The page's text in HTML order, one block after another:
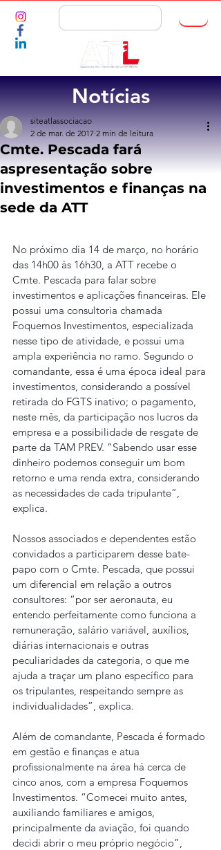
Notícias
Cmte. Pescada fará
aspresentação sobre
investimentos e finanças na
sede da ATT
siteatlassociacao
2 de mar. de 2017 2 min de leitura
No próximo dia 14 de março, no horário
das 14h00 às 16h30, a ATT recebe o
Cmte. Pescada para falar sobre
investimentos e aplicações financeiras. Ele
possui uma consultoria chamada
Foquemos Investimentos, especializada
nesse tipo de atividade, e possui uma
ampla experiência no ramo. Segundo o
comandante, essa é uma época ideal para
investimentos, considerando a possível
retirada do FGTS inativo; o pagamento,
neste mês, da participação nos lucros da
empresa e a possibilidade de resgate de
parte da TAM PREV. “Sabendo usar esse
dinheiro podemos conseguir um bom
retorno e uma renda extra, considerando
as necessidades de cada tripulante”,
explica.
Nossos associados e dependentes estão
convidados a participarem desse bate-
papo com o Cmte. Pescada, que possui
um diferencial em relação a outros
consultores: “por ser aeronauta, eu
entendo perfeitamente como funciona a
remuneração, salário variável, auxílios,
diárias internacionais e outras
peculiaridades da categoria, o que me
ajuda a traçar um plano específico para
os tripulantes, respeitando sempre as
individualidades”, explica.
Além de comandante, Pescada é formado
em gestão e finanças e atua
profissionalmente na área há cerca de
cinco anos, com a empresa Foquemos
Investimentos. “Comecei muito antes,
auxiliando familiares e amigos,
principalmente da aviação, foi quando
decidi abrir o meu próprio negócio”,